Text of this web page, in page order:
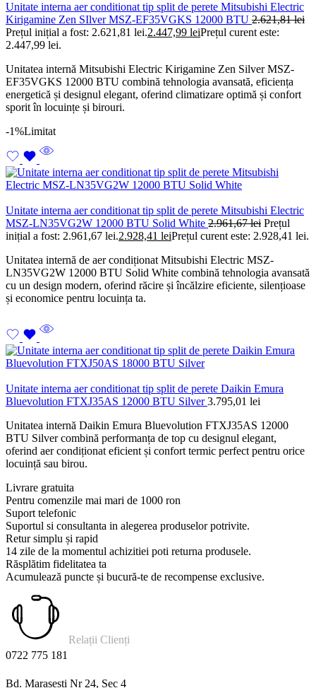
Unitate interna aer conditionat tip split de perete Mitsubishi Electric
Kirigamine Zen SIlver MSZ-EF35VGKS 12000 BTU 2.621,81lei
Prețul inițial a fost: 2.621,81 lei.2.447,99 leiPrețul curent este:
2.447,99 lei.
Unitatea internă Mitsubishi Electric Kirigamine Zen Silver MSZ-
EF35VGKS 12000 BTU combină tehnologia avansată, eficiența
energetică și designul elegant, oferind climatizare optimă și confort
sporit în locuințe și birouri.
-1%Limitat
Unitate interna aer conditionat tip split de perete Mitsubishi Electric
MSZ-LN35VG2W 12000 BTU Solid White 2.961,67lei Prețul
inițial a fost: 2.961,67 lei.2.928,41 leiPrețul curent este: 2.928,41 lei.
Unitatea internă de aer condiționat Mitsubishi Electric MSZ-
LN35VG2W 12000 BTU Solid White combină tehnologia avansată
cu un design modern, oferind răcire și încălzire eficiente, silențioase
și economice pentru locuința ta.
Unitate interna aer conditionat tip split de perete Daikin Emura
Bluevolution FTXJ35AS 12000 BTU Silver3.795,01 lei
Unitatea internă Daikin Emura Bluevolution FTXJ35AS 12000
BTU Silver combină performanța de top cu designul elegant,
oferind aer condiționat eficient și confort termic perfect pentru orice
locuință sau birou.
Livrare gratuita
Pentru comenzile mai mari de 1000 ron
Suport telefonic
Suportul si consultanta in alegerea produselor potrivite.
Retur simplu și rapid
14 zile de la momentul achizitiei poti returna produsele.
Răsplătim fidelitatea ta
Acumulează puncte și bucură-te de recompense exclusive.
Relații Clienți
0722 775 181
Bd. Marasesti Nr 24, Sec 4